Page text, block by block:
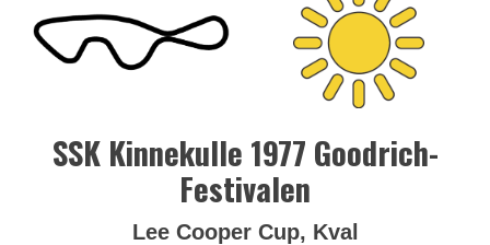
SSK Kinnekulle 1977 Goodrich-
Festivalen
Lee Cooper Cup, Kval